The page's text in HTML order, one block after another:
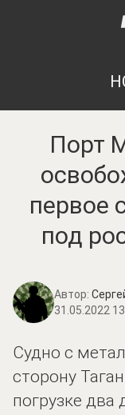
Порт
первое
под
Автор:
31.05.2022
Судно с
сторону
погрузке два